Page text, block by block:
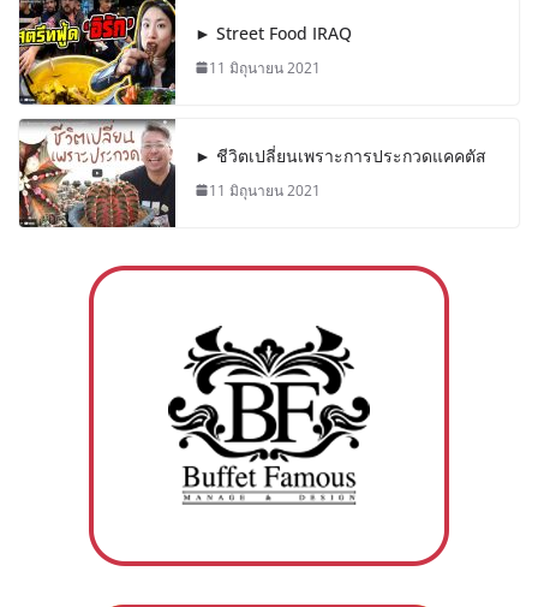
► Street Food IRAQ
11 มิถุนายน 2021
► ชีวิตเปลี่ยนเพราะการประกวดแคคตัส
11 มิถุนายน 2021